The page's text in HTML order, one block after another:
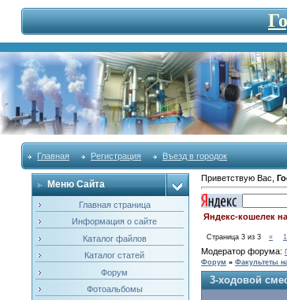
Главная Регистрация Въезд в городок
Меню Сайта
Главная страница
Информация о сайте
Каталог файлов
Каталог статей
Форум
Фотоальбомы
Приветствую Вас
Яндекс-кошелек
Страница 3из 3 « 1
Модератор форума:
Форум » Факультеты
3-ходовой